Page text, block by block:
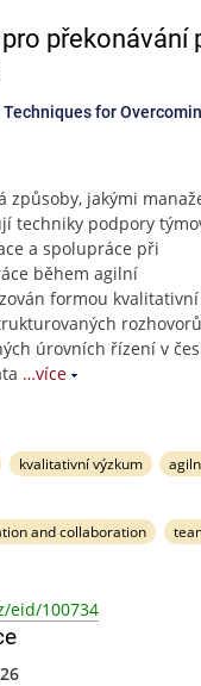
for
způsoby, jakými
techniky podpory
a spolupráce při
během agilní
formou kvalitativní
rozhovorů
úrovních řízení v
…více
kvalitativní výzkum
and collaboration
eid/100734